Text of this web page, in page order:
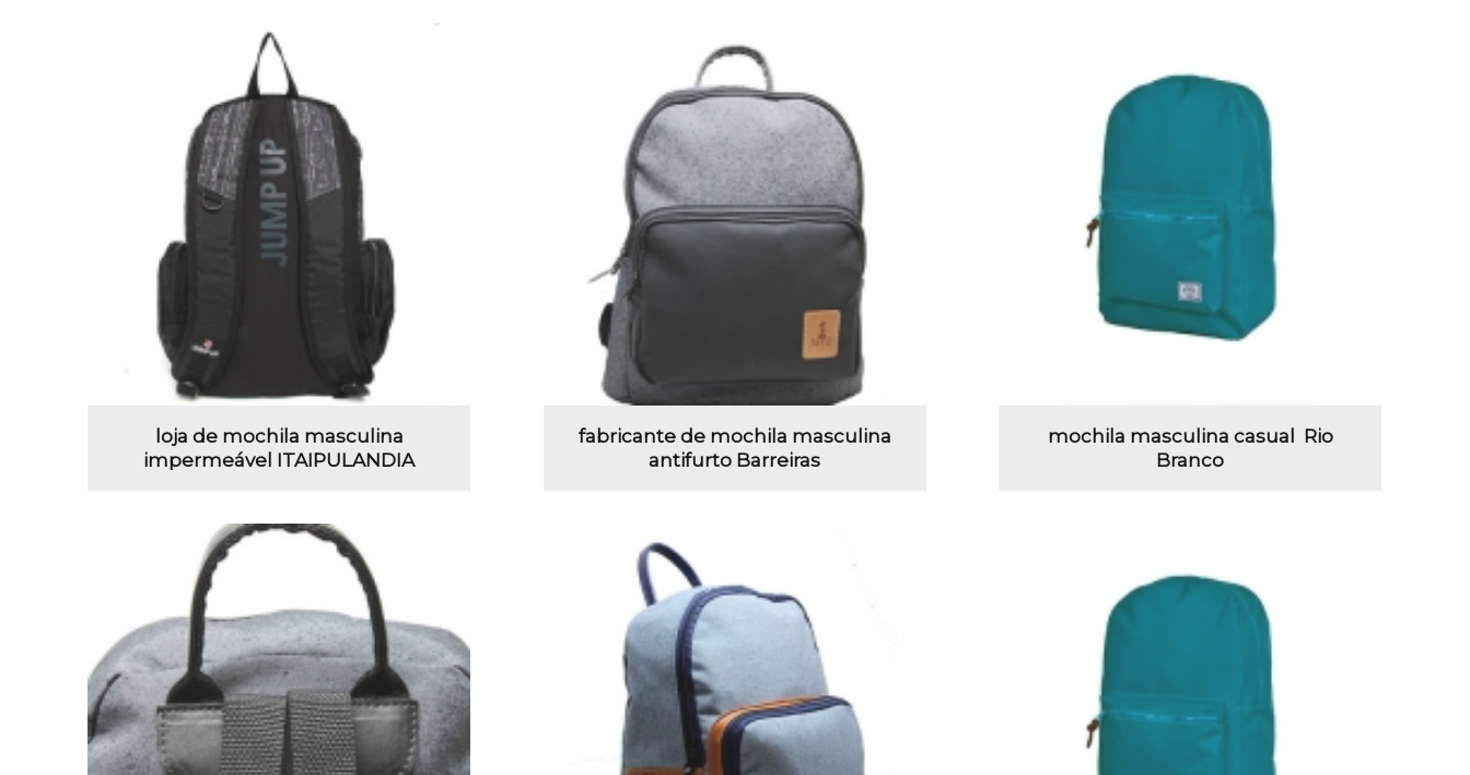
loja de mochila masculina
impermeável ITAIPULANDIA
fabricante de mochila masculina
antifurto Barreiras
mochila masculina casual Rio
Branco